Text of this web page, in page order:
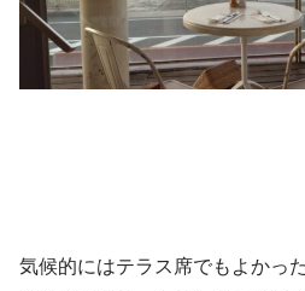
気候的にはテラス席でもよかっ